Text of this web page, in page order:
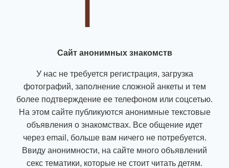
Сайт анонимных знакомств
У нас не требуется регистрация, загрузка
фотографий, заполнение сложной анкеты и тем
более подтверждение ее телефоном или соцсетью.
На этом сайте публикуются анонимные текстовые
объявления о знакомствах. Все общение идет
через email, больше вам ничего не потребуется.
Ввиду анонимности, на сайте много объявлений
секс тематики, которые не стоит читать детям.